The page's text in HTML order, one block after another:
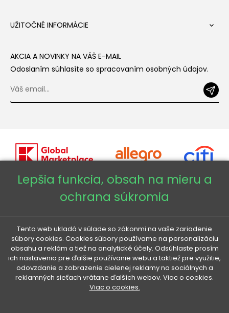
UŽITOČNÉ INFORMÁCIE 
AKCIA A NOVINKY NA VÁŠ E-MAIL
Odoslaním súhlasíte so spracovaním osobných údajov.
Copyright © 2026 - Veneti™
Veneti SK
Veneti CZ
Veneti DE
Lepšia funkcia, obsah na mieru a
ochrana súkromia
Tento web ukladá v súlade so zákonmi na vaše zariadenie
súbory cookies. Cookies súbory používame na personalizáciu
obsahu a reklám a tiež na analytické účely. Odsúhlaste prosím
ich nastavenia pre ďalšie používanie webu a taktiež pre využitie,
odovzdanie a zobrazenie cielenej reklamy na sociálnych a
reklamných sieťach vrátane ďalších webov. Viac o cookies.
Viac o cookies.